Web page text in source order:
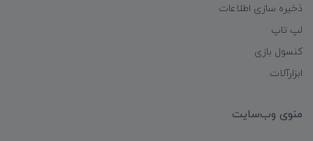
ذخیره سازی اطلاعات
لپ تاپ
کنسول بازی
ابزارآلات
منوی وب‌سایت